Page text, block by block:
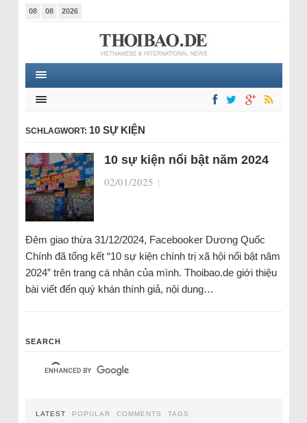
08 08 2026
SCHLAGWORT: 10 SỰ KIỆN
10 sự kiện nổi bật năm 2024
02/01/2025 |
Đêm giao thừa 31/12/2024, Facebooker Dương Quốc
Chính đã tổng kết “10 sự kiện chính trị xã hội nổi bật năm
2024” trên trang cá nhân của mình. Thoibao.de giới thiệu
bài viết đến quý khán thính giả, nội dung…
SEARCH
LATEST POPULAR COMMENTS TAGS